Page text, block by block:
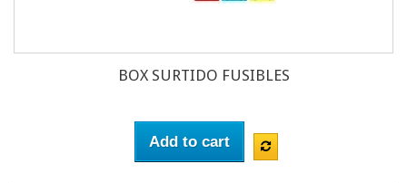
BOX SURTIDO FUSIBLES
Add to cart